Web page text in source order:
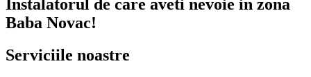
Instalatorul de care aveti nevoie in zona
Baba Novac!
Serviciile noastre